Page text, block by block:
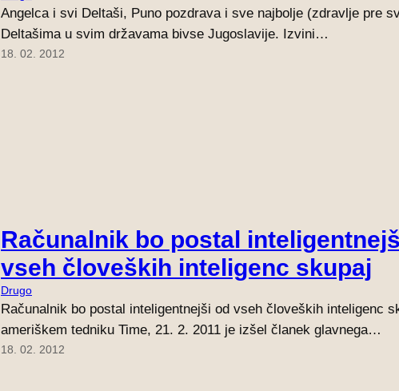
Angelca i svi Deltaši, Puno pozdrava i sve najbolje (zdravlje pre
Deltašima u svim državama bivse Jugoslavije. Izvini…
18. 02. 2012
Računalnik bo postal
vseh človeških inteligenc skupaj
Drugo
Računalnik bo postal inteligentnejši od vseh človeških inteligenc
ameriškem tedniku Time, 21. 2. 2011 je izšel članek glavnega…
18. 02. 2012